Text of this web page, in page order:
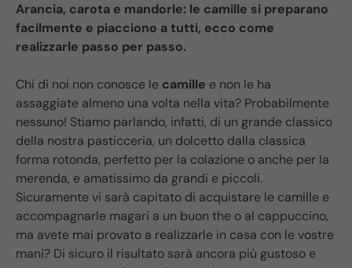
Arancia, carota e mandorle: le camille si preparano
facilmente e piacciono a tutti, ecco come
realizzarle passo per passo.
Chi di noi non conosce le camille e non le ha
assaggiate almeno una volta nella vita? Probabilmente
nessuno! Stiamo parlando, infatti, di un grande classico
della nostra pasticceria, un dolcetto dalla classica
forma rotonda, perfetto per la colazione o anche per la
merenda, e amatissimo da grandi e piccoli.
Sicuramente vi sarà capitato di acquistare le camille e
accompagnarle magari a un buon the o al cappuccino,
ma avete mai provato a realizzarle in casa con le vostre
mani? Di sicuro il risultato sarà ancora più gustoso e